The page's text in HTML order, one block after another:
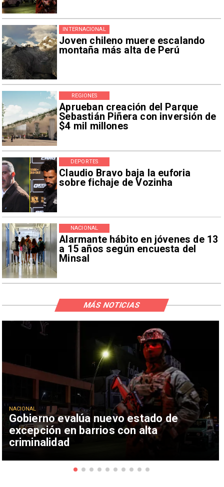
Joven chileno muere escalando
montaña más alta de Perú
INTERNACIONAL
Aprueban creación del Parque
Sebastián Piñera con inversión de
$4 mil millones
REGIONES
Claudio Bravo baja la euforia
sobre fichaje de Vozinha
DEPORTES
Alarmante hábito en jóvenes de 13
a 15 años según encuesta del
Minsal
NACIONAL
Gobierno evalúa nuevo estado de
excepción en barrios con alta
criminalidad
NACIONAL
MÁS NOTICIAS